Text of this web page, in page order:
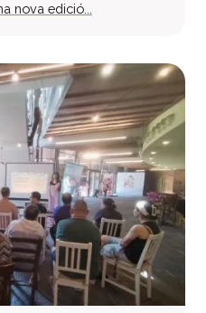
nova edició...